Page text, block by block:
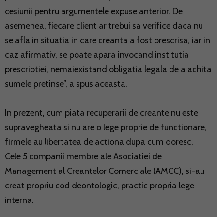
cesiunii pentru argumentele expuse anterior. De
asemenea, fiecare client ar trebui sa verifice daca nu
se afla in situatia in care creanta a fost prescrisa, iar in
caz afirmativ, se poate apara invocand institutia
prescriptiei, nemaiexistand obligatia legala de a achita
sumele pretinse”, a spus aceasta.
In prezent, cum piata recuperarii de creante nu este
supravegheata si nu are o lege proprie de functionare,
firmele au libertatea de actiona dupa cum doresc.
Cele 5 companii membre ale Asociatiei de
Management al Creantelor Comerciale (AMCC), si-au
creat propriu cod deontologic, practic propria lege
interna.